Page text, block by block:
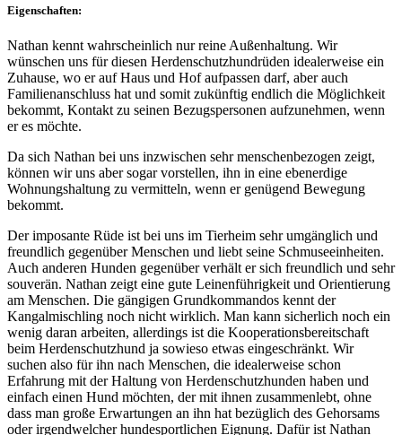
Eigenschaften:
Nathan kennt wahrscheinlich nur reine Außenhaltung. Wir
wünschen uns für diesen Herdenschutzhundrüden idealerweise ein
Zuhause, wo er auf Haus und Hof aufpassen darf, aber auch
Familienanschluss hat und somit zukünftig endlich die Möglichkeit
bekommt, Kontakt zu seinen Bezugspersonen aufzunehmen, wenn
er es möchte.
Da sich Nathan bei uns inzwischen sehr menschenbezogen zeigt,
können wir uns aber sogar vorstellen, ihn in eine ebenerdige
Wohnungshaltung zu vermitteln, wenn er genügend Bewegung
bekommt.
Der imposante Rüde ist bei uns im Tierheim sehr umgänglich und
freundlich gegenüber Menschen und liebt seine Schmuseeinheiten.
Auch anderen Hunden gegenüber verhält er sich freundlich und sehr
souverän. Nathan zeigt eine gute Leinenführigkeit und Orientierung
am Menschen. Die gängigen Grundkommandos kennt der
Kangalmischling noch nicht wirklich. Man kann sicherlich noch ein
wenig daran arbeiten, allerdings ist die Kooperationsbereitschaft
beim Herdenschutzhund ja sowieso etwas eingeschränkt. Wir
suchen also für ihn nach Menschen, die idealerweise schon
Erfahrung mit der Haltung von Herdenschutzhunden haben und
einfach einen Hund möchten, der mit ihnen zusammenlebt, ohne
dass man große Erwartungen an ihn hat bezüglich des Gehorsams
oder irgendwelcher hundesportlichen Eignung. Dafür ist Nathan